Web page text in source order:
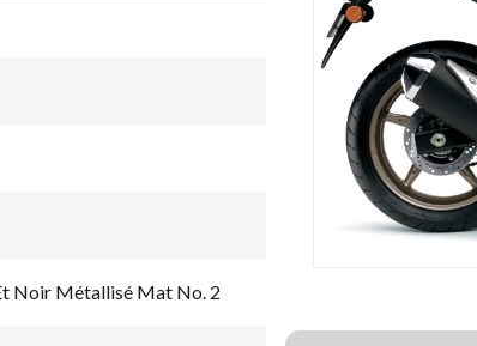
Noir Métallisé Mat No. 2